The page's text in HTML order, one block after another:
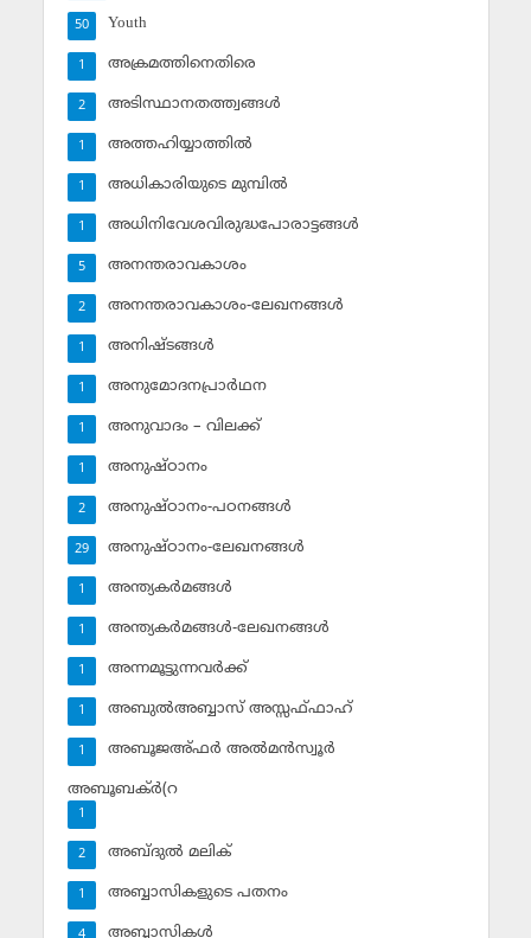
Youth
50
അക്രമത്തിനെതിരെ
1
അടിസ്ഥാനതത്ത്വങ്ങള്‍
2
അത്തഹിയ്യാത്തില്‍
1
അധികാരിയുടെ മുമ്പില്‍
1
അധിനിവേശവിരുദ്ധപോരാട്ടങ്ങള്‍
1
അനന്തരാവകാശം
5
അനന്തരാവകാശം-ലേഖനങ്ങള്‍
2
അനിഷ്ടങ്ങള്‍
1
അനുമോദനപ്രാര്‍ഥന
1
അനുവാദം – വിലക്ക്‌
1
അനുഷ്ഠാനം
1
അനുഷ്ഠാനം-പഠനങ്ങള്‍
2
അനുഷ്ഠാനം-ലേഖനങ്ങള്‍
29
അന്ത്യകര്‍മങ്ങള്‍
1
അന്ത്യകര്‍മങ്ങള്‍-ലേഖനങ്ങള്‍
1
അന്നമൂട്ടുന്നവര്‍ക്ക്
1
അബുല്‍അബ്ബാസ് അസ്സഫ്ഫാഹ്‌
1
അബൂജഅ്ഫര്‍ അല്‍മന്‍സ്വൂര്‍
1
അബൂബക്ര്‍(റ
1
അബ്ദുല്‍ മലിക്‌
2
അബ്ബാസികളുടെ പതനം
1
അബ്ബാസികള്‍